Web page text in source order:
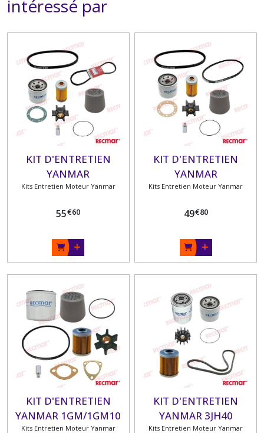
intéressé par
KIT D'ENTRETIEN
YANMAR
2GM20F/3GM30F/2GMF/3GMF/3GMDF
Kits Entretien Moteur Yanmar
55€60
KIT D'ENTRETIEN
YANMAR
2GM/2GM20/3GM/3GM30
Kits Entretien Moteur Yanmar
49€80
KIT D'ENTRETIEN
YANMAR 1GM/1GM10
Kits Entretien Moteur Yanmar
KIT D'ENTRETIEN
YANMAR 3JH40
Kits Entretien Moteur Yanmar